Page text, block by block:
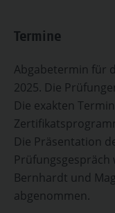
Termine
Abgabetermin für
2025. Die
Die exakten
Die Präsentation
Bernhardt und
abgenommen.